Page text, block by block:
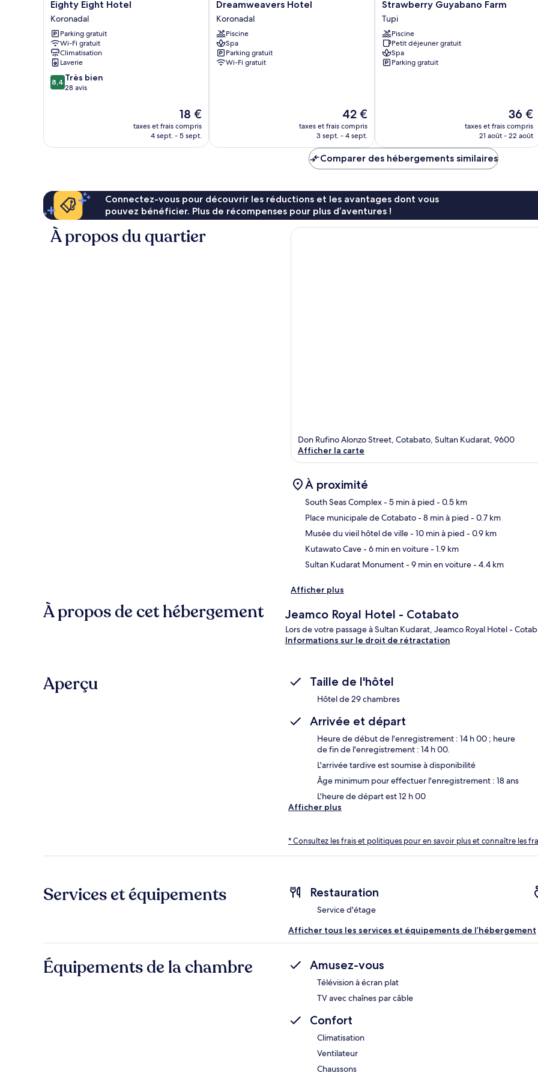
Eighty
Eight
Hotel
Koronadal
Eighty Eight Hotel
Koronadal
Parking gratuit
Wi-Fi gratuit
Climatisation
Laverie
8.4
sur
8,4 Très bien
28 avis
Le
nouveau
prix
18 €
taxes et frais compris
4 sept. - 5 sept.
Dreamweavers
Hotel
Koronadal
Dreamweavers Hotel
Koronadal
Piscine
Spa
Parking gratuit
Wi-Fi gratuit
Le
nouveau
prix
de
42 €
42 €
taxes et frais compris
3 sept. - 4 sept.
Strawberry
Guyabano
Farm
Tupi
Strawberry Guyabano Farm
Tupi
Piscine
Petit déjeuner gratuit
Spa
Parking gratuit
Le
prix
36 €
taxes et frais compris
21 août - 22 août
Comparer des hébergements similaires
Connectez-vous pour découvrir les réductions et les avantages dont vous
pouvez bénéficier. Plus de récompenses pour plus d’aventures !
À propos du quartier
Don Rufino Alonzo Street, Cotabato, Sultan Kudarat, 9600
Afficher la carte
À proximité
South Seas Complex- 5 min à pied - 0.5 km
Place municipale de Cotabato- 8 min à pied - 0.7 km
Musée du vieil hôtel de ville- 10 min à pied - 0.9 km
Kutawato Cave- 6 min en voiture- 1.9 km
Sultan Kudarat Monument- 9 min en voiture- 4.4 km
Afficher plus
À propos de cet hébergement Jeamco Royal Hotel - Cotabato
Lors de votre passage à Sultan Kudarat, Jeamco Royal Hotel -
Informations sur le droit de rétractation
Aperçu Taille de l'hôtel
Hôtel de 29 chambres
Arrivée et départ
Heure de début de l'enregistrement : 14 h 00 ; heure
de fin de l'enregistrement : 14 h 00.
L'arrivée tardive est soumise à disponibilité
Âge minimum pour effectuer l'enregistrement : 18 ans
L'heure de départ est 12 h 00
Afficher plus
* Consultez les frais et politiques pour en savoir plus et connaître les
Services et équipements Restauration
Service d'étage
Afficher tous les services et équipements de l’hébergement
Équipements de la chambre Amusez-vous
Télévision à écran plat
TV avec chaînes par câble
Confort
Climatisation
Ventilateur
Chaussons